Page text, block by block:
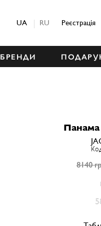
UA RU Реєстрація
БРЕНДИ
Панама
8140